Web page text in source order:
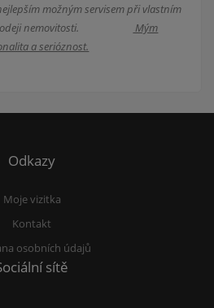
možným servisem při vlastním
prodeji nemovitosti.
Mým
a serióznost.
Odkazy
Moje vizitka
Kontakt
osobních údajů
sítě